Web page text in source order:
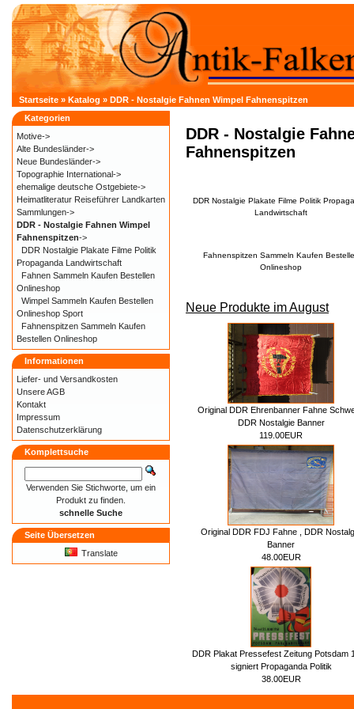
Startseite » Katalog » DDR - Nostalgie Fahnen Wimpel Fahnenspitzen
DDR - Nostalgie
Fahnenspitzen
DDR Nostalgie Plakate Filme Politik
Landwirtschaft
Fahnenspitzen Sammeln Kaufen
Onlineshop
Neue Produkte im August
Original DDR Ehrenbanner Fahne
DDR Nostalgie Banner
119.00EUR
Original DDR FDJ Fahne , DDR
Banner
48.00EUR
DDR Plakat Pressefest Zeitung Potsdam
signiert Propaganda Politik
38.00EUR
Kategorien
Motive->
Alte Bundesländer->
Neue Bundesländer->
Topographie International->
ehemalige deutsche Ostgebiete->
Heimatliteratur Reiseführer Landkarten
Sammlungen->
DDR - Nostalgie Fahnen Wimpel
Fahnenspitzen->
DDR Nostalgie Plakate Filme Politik
Propaganda Landwirtschaft
Fahnen Sammeln Kaufen Bestellen
Onlineshop
Wimpel Sammeln Kaufen Bestellen
Onlineshop Sport
Fahnenspitzen Sammeln Kaufen
Bestellen Onlineshop
Informationen
Liefer- und Versandkosten
Unsere AGB
Kontakt
Impressum
Datenschutzerklärung
Komplettsuche
Verwenden Sie Stichworte, um ein
Produkt zu finden.
schnelle Suche
Seite Übersetzen
Translate